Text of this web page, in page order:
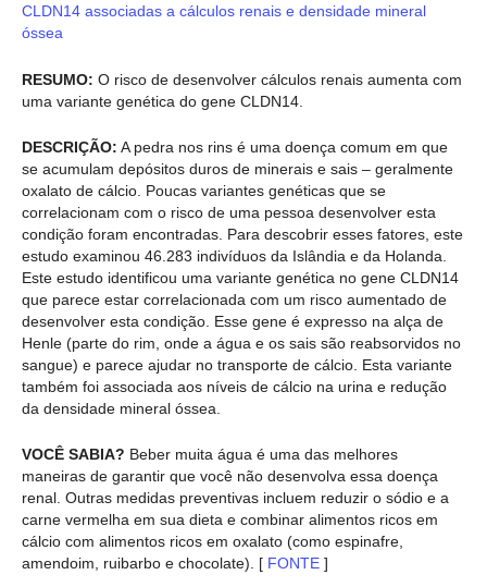
CLDN14 associadas a cálculos renais e densidade mineral
óssea
RESUMO: O risco de desenvolver cálculos renais aumenta com
uma variante genética do gene CLDN14.
DESCRIÇÃO: A pedra nos rins é uma doença comum em que
se acumulam depósitos duros de minerais e sais – geralmente
oxalato de cálcio. Poucas variantes genéticas que se
correlacionam com o risco de uma pessoa desenvolver esta
condição foram encontradas. Para descobrir esses fatores, este
estudo examinou 46.283 indivíduos da Islândia e da Holanda.
Este estudo identificou uma variante genética no gene CLDN14
que parece estar correlacionada com um risco aumentado de
desenvolver esta condição. Esse gene é expresso na alça de
Henle (parte do rim, onde a água e os sais são reabsorvidos no
sangue) e parece ajudar no transporte de cálcio. Esta variante
também foi associada aos níveis de cálcio na urina e redução
da densidade mineral óssea.
VOCÊ SABIA? Beber muita água é uma das melhores
maneiras de garantir que você não desenvolva essa doença
renal. Outras medidas preventivas incluem reduzir o sódio e a
carne vermelha em sua dieta e combinar alimentos ricos em
cálcio com alimentos ricos em oxalato (como espinafre,
amendoim, ruibarbo e chocolate). [ FONTE ]